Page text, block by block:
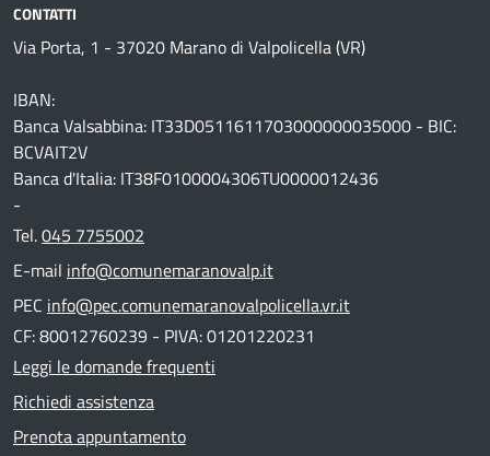
CONTATTI
Via Porta, 1 - 37020 Marano di Valpolicella (VR)
IBAN:
Banca Valsabbina: IT33D0511611703000000035000 - BIC:
BCVAIT2V
Banca d'Italia: IT38F0100004306TU0000012436
-
Tel.045 7755002
E-mail info@comunemaranovalp.it
PEC info@pec.comunemaranovalpolicella.vr.it
CF: 80012760239 - PIVA: 01201220231
Leggi le domande frequenti
Richiedi assistenza
Prenota appuntamento